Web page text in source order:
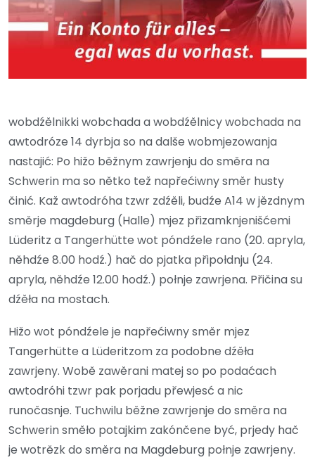
wobdźělnikki wobchada a wobdźělnicy wobchada na
awtodróze 14 dyrbja so na dalše wobmjezowanja
nastajić: Po hižo běžnym zawrjenju do směra na
Schwerin ma so nětko tež napřećiwny směr husty
činić. Kaž awtodróha tzwr zdźěli, budźe A14 w jězdnym
směrje magdeburg (Halle) mjez přizamknjenišćemi
Lüderitz a Tangerhütte wot póndźele rano (20. apryla,
něhdźe 8.00 hodź.) hač do pjatka připołdnju (24.
apryla, něhdźe 12.00 hodź.) połnje zawrjena. Přičina su
dźěła na mostach.
Hižo wot póndźele je napřećiwny směr mjez
Tangerhütte a Lüderitzom za podobne dźěła
zawrjeny. Wobě zawěrani matej so po podaćach
awtodróhi tzwr pak porjadu přewjesć a nic
runočasnje. Tuchwilu běžne zawrjenje do směra na
Schwerin směło potajkim zakónčene być, prjedy hač
je wotrězk do směra na Magdeburg połnje zawrjeny.